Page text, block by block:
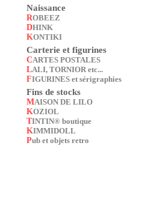
Naissance
ROBEEZ
DHINK
KONTIKI
Carterie et figurines
CARTES POSTALES
LALI, TORNIOR etc...
FIGURINES et sérigraphies
Fins de stocks
MAISON DE LILO
KOZIOL
TINTIN® boutique
KIMMIDOLL
Pub et objets retro